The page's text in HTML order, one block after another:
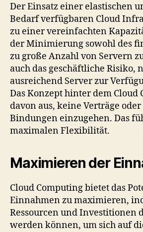
Der Einsatz einer elastischen
Bedarf verfügbaren Cloud
zu einer vereinfachten
der Minimierung sowohl des
zu große Anzahl von Servern
auch das geschäftliche Risiko,
ausreichend Server zur
Das Konzept hinter dem Cloud
davon aus, keine Verträge
Bindungen einzugehen. Das
maximalen Flexibilität.
Maximieren der
Cloud Computing bietet das
Einnahmen zu maximieren,
Ressourcen und Investitionen
werden können, um sich auf